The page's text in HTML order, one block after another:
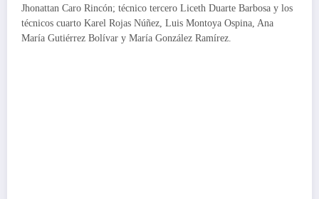
Jhonattan Caro Rincón; técnico tercero Liceth Duarte Barbosa y los
técnicos cuarto Karel Rojas Núñez, Luis Montoya Ospina, Ana
María Gutiérrez Bolívar y María González Ramírez.